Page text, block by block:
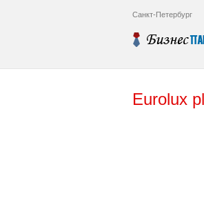
Санкт-Петербург
Eurolux